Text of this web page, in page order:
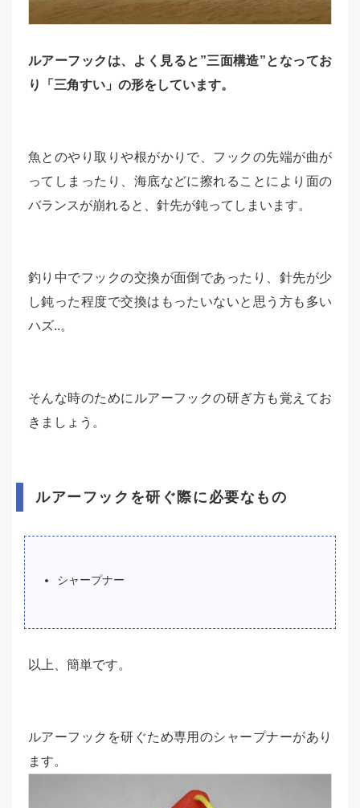
ルアーフックは、よく見ると”三面構造”となってお
り「三角すい」の形をしています。
魚とのやり取りや根がかりで、フックの先端が曲が
ってしまったり、海底などに擦れることにより面の
バランスが崩れると、針先が鈍ってしまいます。
釣り中でフックの交換が面倒であったり、針先が少
し鈍った程度で交換はもったいないと思う方も多い
ハズ..。
そんな時のためにルアーフックの研ぎ方も覚えてお
きましょう。
ルアーフックを研ぐ際に必要なもの
シャープナー
以上、簡単です。
ルアーフックを研ぐため専用のシャープナーがあり
ます。